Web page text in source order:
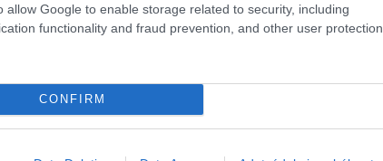
allow Google to enable storage related to security, including
functionality and fraud prevention, and other user protection.
CONFIRM